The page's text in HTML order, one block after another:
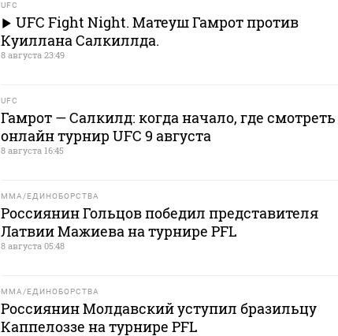
UFC
UFC Fight Night. Матеуш Гамрот против
Куиллана Салкиллда.
8 августа 23:49
UFC
Гамрот — Салкилд: когда начало, где смотреть
онлайн турнир UFC 9 августа
8 августа 16:45
MMA/ЕДИНОБОРСТВА
Россиянин Гольцов победил представителя
Латвии Мажиева на турнире PFL
8 августа 05:48
MMA/ЕДИНОБОРСТВА
Россиянин Молдавский уступил бразильцу
Каппелоззе на турнире PFL